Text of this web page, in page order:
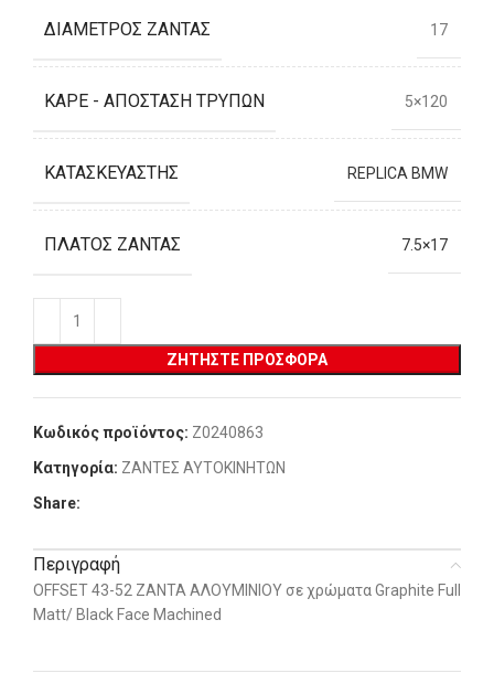
ΔΙΆΜΕΤΡΟΣ ΖΆΝΤΑΣ 17
ΚΑΡΈ - ΑΠΌΣΤΑΣΗ ΤΡΥΠΏΝ 5×120
ΚΑΤΑΣΚΕΥΑΣΤΉΣ REPLICA BMW
ΠΛΆΤΟΣ ΖΆΝΤΑΣ 7.5×17
ΖΗΤΉΣΤΕ ΠΡΟΣΦΟΡΆ
Κωδικός προϊόντος: Z0240863
Κατηγορία: ΖΑΝΤΕΣ ΑΥΤΟΚΙΝΗΤΩΝ
Share:
Περιγραφή
OFFSET 43-52 ΖΑΝΤΑ ΑΛΟΥΜΙΝΙΟΥ σε χρώματα Graphite Full
Matt/ Black Face Machined